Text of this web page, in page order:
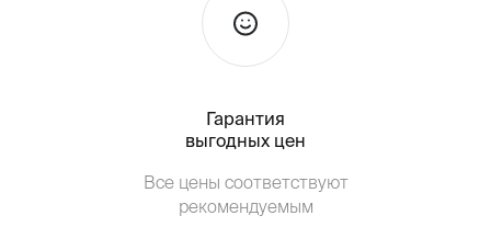
Гарантия
выгодных цен
Все цены соответствуют
рекомендуемым